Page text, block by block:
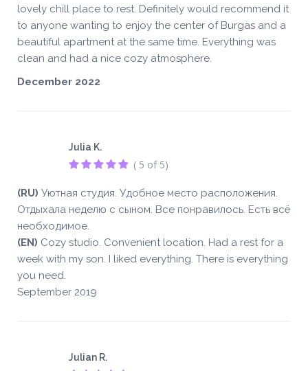
lovely chill place to rest. Definitely would recommend it
to anyone wanting to enjoy the center of Burgas and a
beautiful apartment at the same time. Everything was
clean and had a nice cozy atmosphere.
December 2022
Julia K.
( 5 of 5)
(RU) Уютная студия. Удобное место расположения.
Отдыхала неделю с сыном. Все понравилось. Есть всё
необходимое.
(EN) Cozy studio. Convenient location. Had a rest for a
week with my son. I liked everything. There is everything
you need.
September 2019
Julian R.